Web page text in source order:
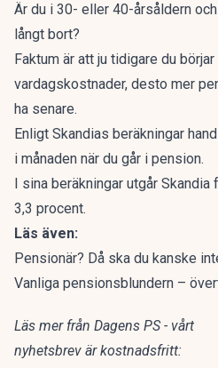
Är du i 30- eller 40-årsåldern
långt bort?
Faktum är att ju tidigare du
vardagskostnader, desto mer
ha senare.
Enligt Skandias beräkningar
i månaden när du går i pension.
I sina beräkningar utgår Skandia
3,3 procent.
Läs även:
Pensionär? Då ska du kanske
Vanliga pensionsblundern –
Läs mer från Dagens PS - vårt
nyhetsbrev är kostnadsfritt: